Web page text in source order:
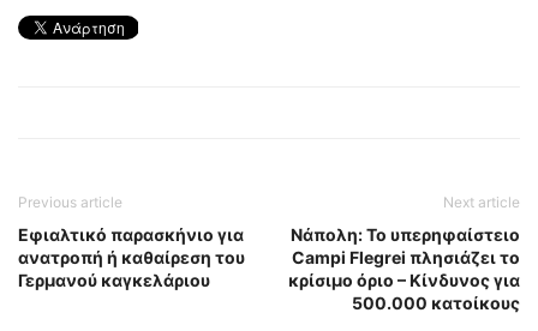
Previous article
Εφιαλτικό παρασκήνιο για
ανατροπή ή καθαίρεση του
Γερμανού καγκελάριου
Next article
Νάπολη: Το υπερηφαίστειο
Campi Flegrei πλησιάζει το
κρίσιμο όριο – Κίνδυνος για
500.000 κατοίκους